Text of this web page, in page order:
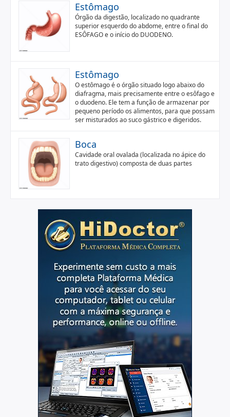
Estômago
Órgão da digestão, localizado no quadrante
superior esquerdo do abdome, entre o final do
ESÔFAGO e o início do DUODENO.
Estômago
O estômago é o órgão situado logo abaixo do
diafragma, mais precisamente entre o esôfago e
o duodeno. Ele tem a função de armazenar por
pequeno período os alimentos, para que possam
ser misturados ao suco gástrico e digeridos.
Boca
Cavidade oral ovalada (localizada no ápice do
trato digestivo) composta de duas partes